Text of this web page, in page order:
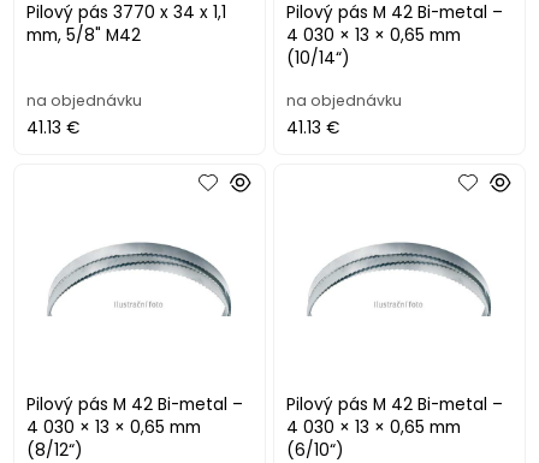
Pilový pás 3770 x 34 x 1,1
mm, 5/8" M42
na objednávku
41.13 €
Pilový pás M 42 Bi-metal –
4 030 × 13 × 0,65 mm
(10/14“)
na objednávku
41.13 €
Pilový pás M 42 Bi-metal –
4 030 × 13 × 0,65 mm
(8/12“)
Pilový pás M 42 Bi-metal –
4 030 × 13 × 0,65 mm
(6/10“)